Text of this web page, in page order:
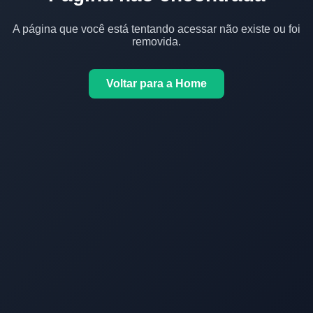
A página que você está tentando acessar não existe ou foi
removida.
Voltar para a Home